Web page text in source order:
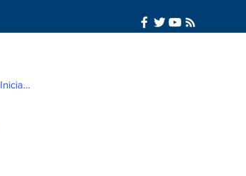
Iniciar sesión